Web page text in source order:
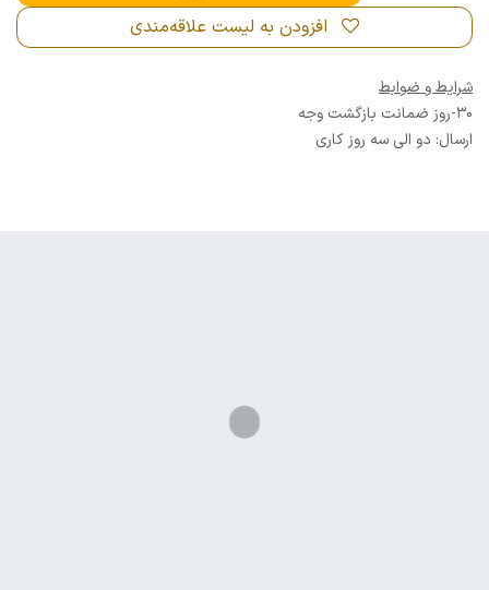
افزودن به لیست علاقه‌مندی
شرایط و ضوابط
30-روز ضمانت بازگشت وجه
ارسال: دو الی سه روز کاری